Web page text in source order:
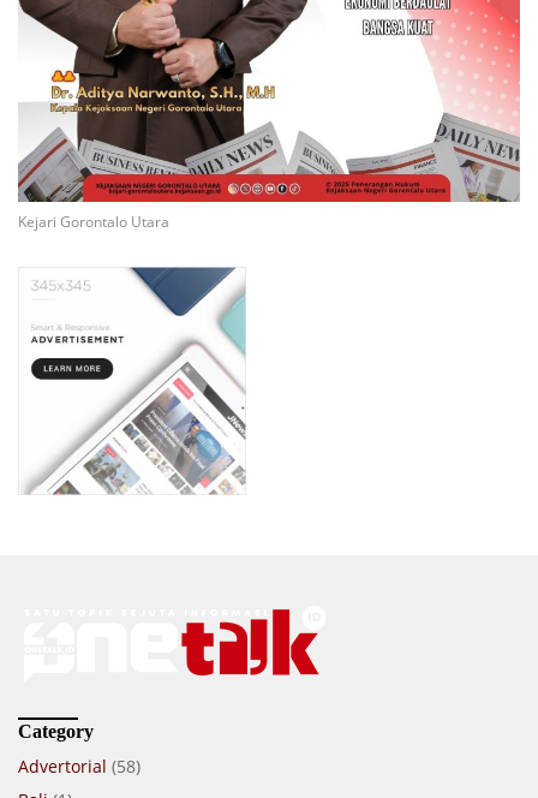
Kejari Gorontalo Utara
Category
Advertorial (58)